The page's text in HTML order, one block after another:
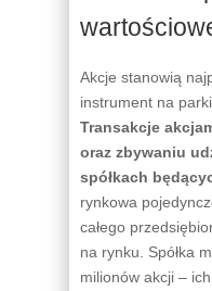
Akcje stanowią
instrument na
Transakcje
oraz zbywaniu
spółkach
rynkowa
całego
na rynku. Spółka
milionów akcji –